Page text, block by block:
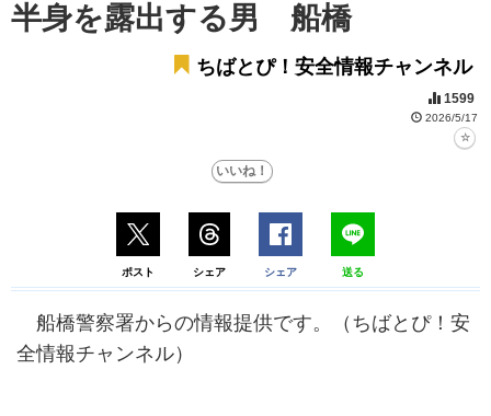
半身を露出する男 船橋
ちばとぴ！安全情報チャンネル
1599
2026/5/17
ポスト シェア シェア 送る
船橋警察署からの情報提供です。（ちばとぴ！安
全情報チャンネル）